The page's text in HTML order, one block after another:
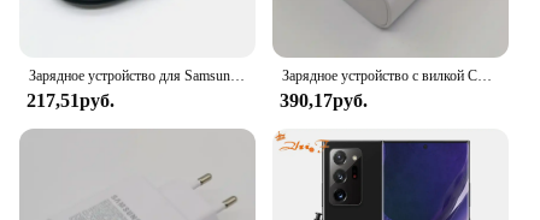
Зарядное устройство для Samsung, устройство мощностью 25 Вт, с поддержкой сверхбыстрой зарядки для Galaxy S24, S23, S22, S21, S20, Note 20, Ultra 10, A15, A25, A55, A35, A54, A73
217,51руб.
Зарядное устройство с вилкой США 25 Вт, адаптер для сверхбыстрой зарядки типа C, кабель для Galaxy S20 S21 S22 S23 S24 Note 20 Ultra 10 A55 A54
390,17руб.